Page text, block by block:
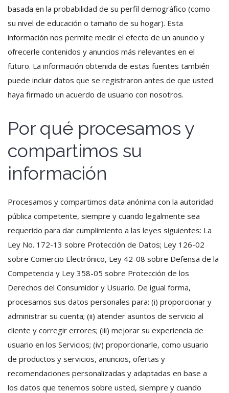
basada en la probabilidad de su perfil demográfico (como
su nivel de educación o tamaño de su hogar). Esta
información nos permite medir el efecto de un anuncio y
ofrecerle contenidos y anuncios más relevantes en el
futuro. La información obtenida de estas fuentes también
puede incluir datos que se registraron antes de que usted
haya firmado un acuerdo de usuario con nosotros.
Por qué procesamos y
compartimos su
información
Procesamos y compartimos data anónima con la autoridad
pública competente, siempre y cuando legalmente sea
requerido para dar cumplimiento a las leyes siguientes: La
Ley No. 172-13 sobre Protección de Datos; Ley 126-02
sobre Comercio Electrónico, Ley 42-08 sobre Defensa de la
Competencia y Ley 358-05 sobre Protección de los
Derechos del Consumidor y Usuario. De igual forma,
procesamos sus datos personales para: (i) proporcionar y
administrar su cuenta; (ii) atender asuntos de servicio al
cliente y corregir errores; (iii) mejorar su experiencia de
usuario en los Servicios; (iv) proporcionarle, como usuario
de productos y servicios, anuncios, ofertas y
recomendaciones personalizadas y adaptadas en base a
los datos que tenemos sobre usted, siempre y cuando